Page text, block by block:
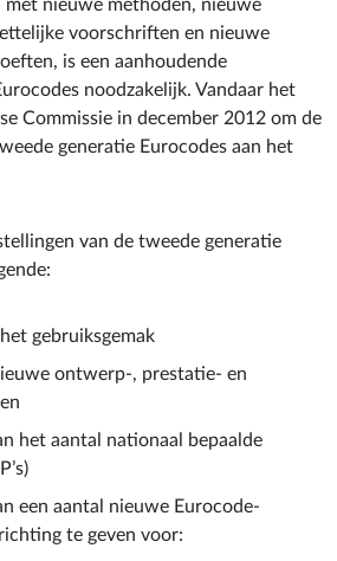
nieuwe methoden, nieuwe
voorschriften en nieuwe
is een aanhoudende
noodzakelijk. Vandaar het
Commissie in december 2012 om de
generatie Eurocodes aan het
van de tweede generatie
gebruiksgemak
ontwerp-, prestatie- en
het aantal nationaal bepaalde
een aantal nieuwe Eurocode-
te geven voor: